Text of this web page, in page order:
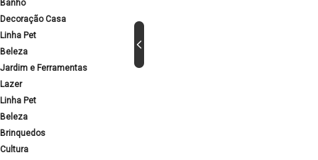
Banho
Decoração Casa
Linha Pet
Beleza
Jardim e Ferramentas
Lazer
Linha Pet
Beleza
Brinquedos
Cultura